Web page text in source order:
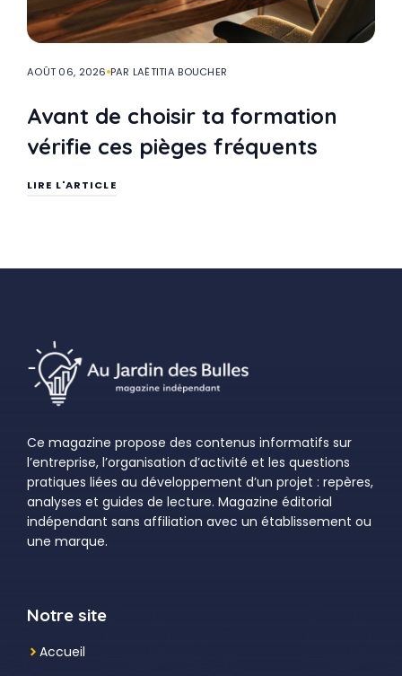
AOÛT 06, 2026 PAR LAËTITIA BOUCHER
Avant de choisir ta formation
vérifie ces pièges fréquents
LIRE L'ARTICLE
Ce magazine propose des contenus informatifs sur
l’entreprise, l’organisation d’activité et les questions
pratiques liées au développement d’un projet : repères,
analyses et guides de lecture. Magazine éditorial
indépendant sans affiliation avec un établissement ou
une marque.
Notre site
Accueil